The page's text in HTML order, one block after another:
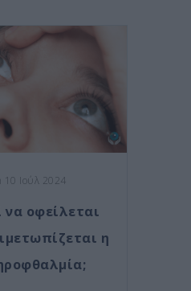
10 Ιούλ 2024
να οφείλεται
η